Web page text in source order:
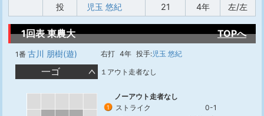
投
児玉 悠紀 21 4年 左/左
1回表 東農大 TOPへ
1番 古川 朋樹(遊) 右打 4年 投手:児玉 悠紀
一ゴ １アウト走者なし
ノーアウト走者なし
1 ストライク
0-1